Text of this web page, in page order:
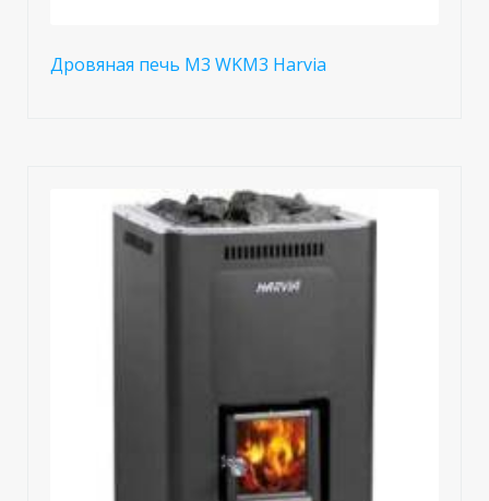
Дровяная печь M3 WKM3 Harvia